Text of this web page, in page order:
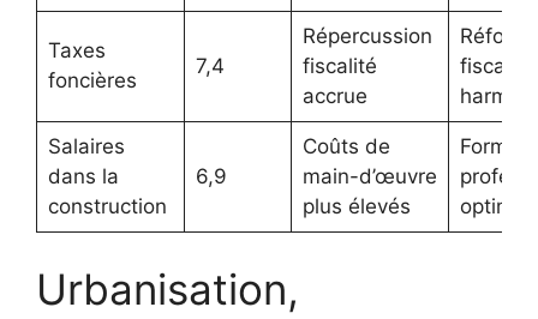
Taxes
foncières
7,4
Répercussion
fiscalité
accrue
fiscales
Salaires
dans la
construction
6,9
Coûts de
main-d’œuvre
plus élevés
Urbanisation,